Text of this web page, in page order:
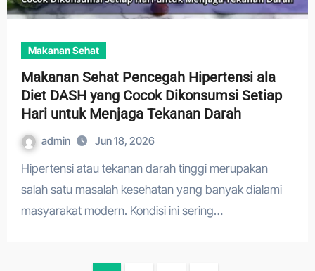
Makanan Sehat
Makanan Sehat Pencegah Hipertensi ala
Diet DASH yang Cocok Dikonsumsi Setiap
Hari untuk Menjaga Tekanan Darah
admin Jun 18, 2026
Hipertensi atau tekanan darah tinggi merupakan
salah satu masalah kesehatan yang banyak dialami
masyarakat modern. Kondisi ini sering…